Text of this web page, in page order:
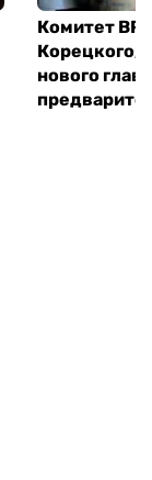
Комитет ВР
Корецкого,
нового